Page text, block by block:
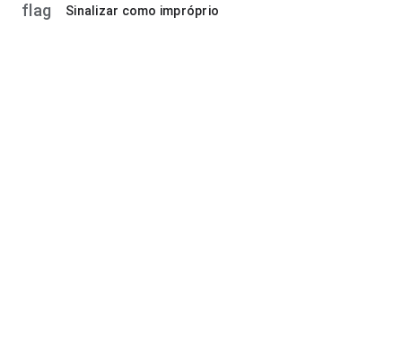
flag Sinalizar como impróprio